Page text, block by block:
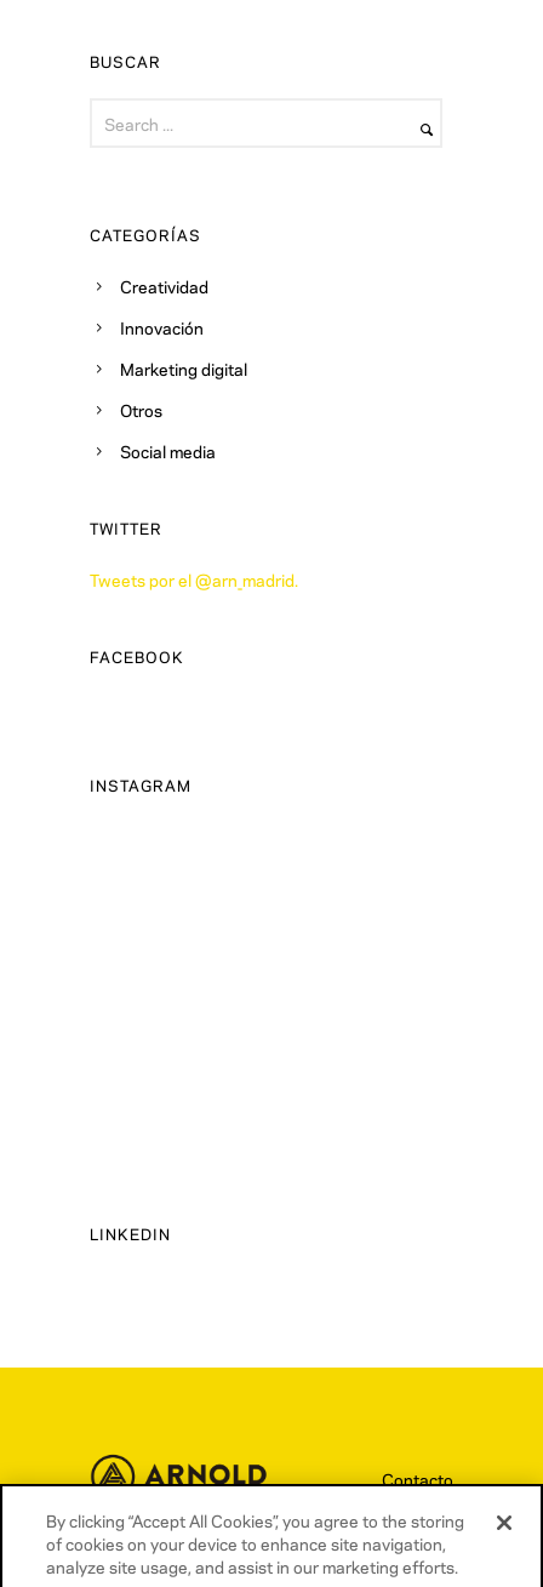
BUSCAR
CATEGORÍAS
Creatividad
Innovación
Marketing digital
Otros
Social media
TWITTER
Tweets por el @arn_madrid.
FACEBOOK
INSTAGRAM
LINKEDIN
Contacto
Términos y condiciones
Política de privacidad
By clicking “Accept All Cookies”, you agree to the storing
of cookies on your device to enhance site navigation,
analyze site usage, and assist in our marketing efforts.